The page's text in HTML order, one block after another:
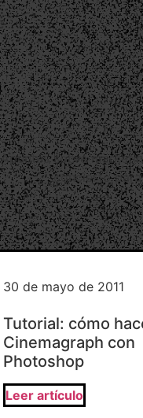
Apuntes sobre
concierto
30 de mayo de 2011
Tutorial: cómo
Cinemagraph con
Photoshop
Leer artículo